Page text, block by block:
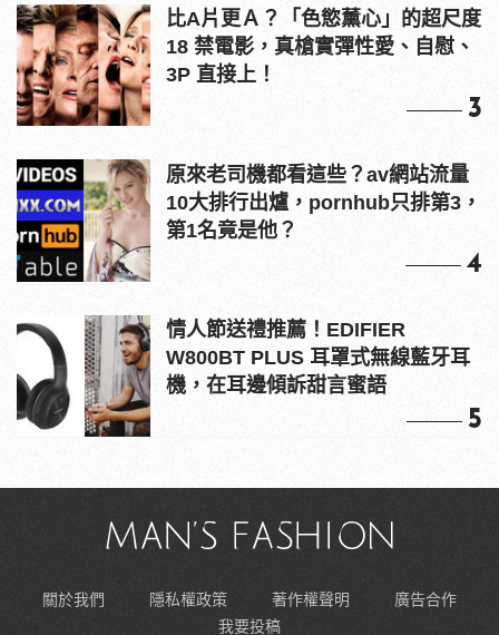
比A片更Ａ？「色慾薰心」的超尺度
18 禁電影，真槍實彈性愛、自慰、
3P 直接上！
3
原來老司機都看這些？av網站流量
10大排行出爐，pornhub只排第3，
第1名竟是他？
4
情人節送禮推薦！EDIFIER
W800BT PLUS 耳罩式無線藍牙耳
機，在耳邊傾訴甜言蜜語
5
關於我們 隱私權政策 著作權聲明
廣告合作
我要投稿